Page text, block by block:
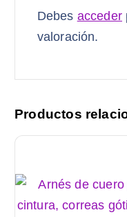
Debes acceder
valoración.
Productos